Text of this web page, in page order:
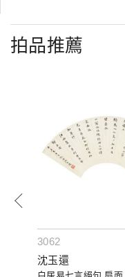
拍品推薦
3062
沈玉還